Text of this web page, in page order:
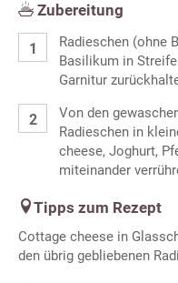
Zubereitung
Radieschen (ohne
Basilikum in
Garnitur
Von den
Radieschen in
cheese, Joghurt,
miteinander
Tipps zum Rezept
Cottage cheese in
den übrig gebliebenen